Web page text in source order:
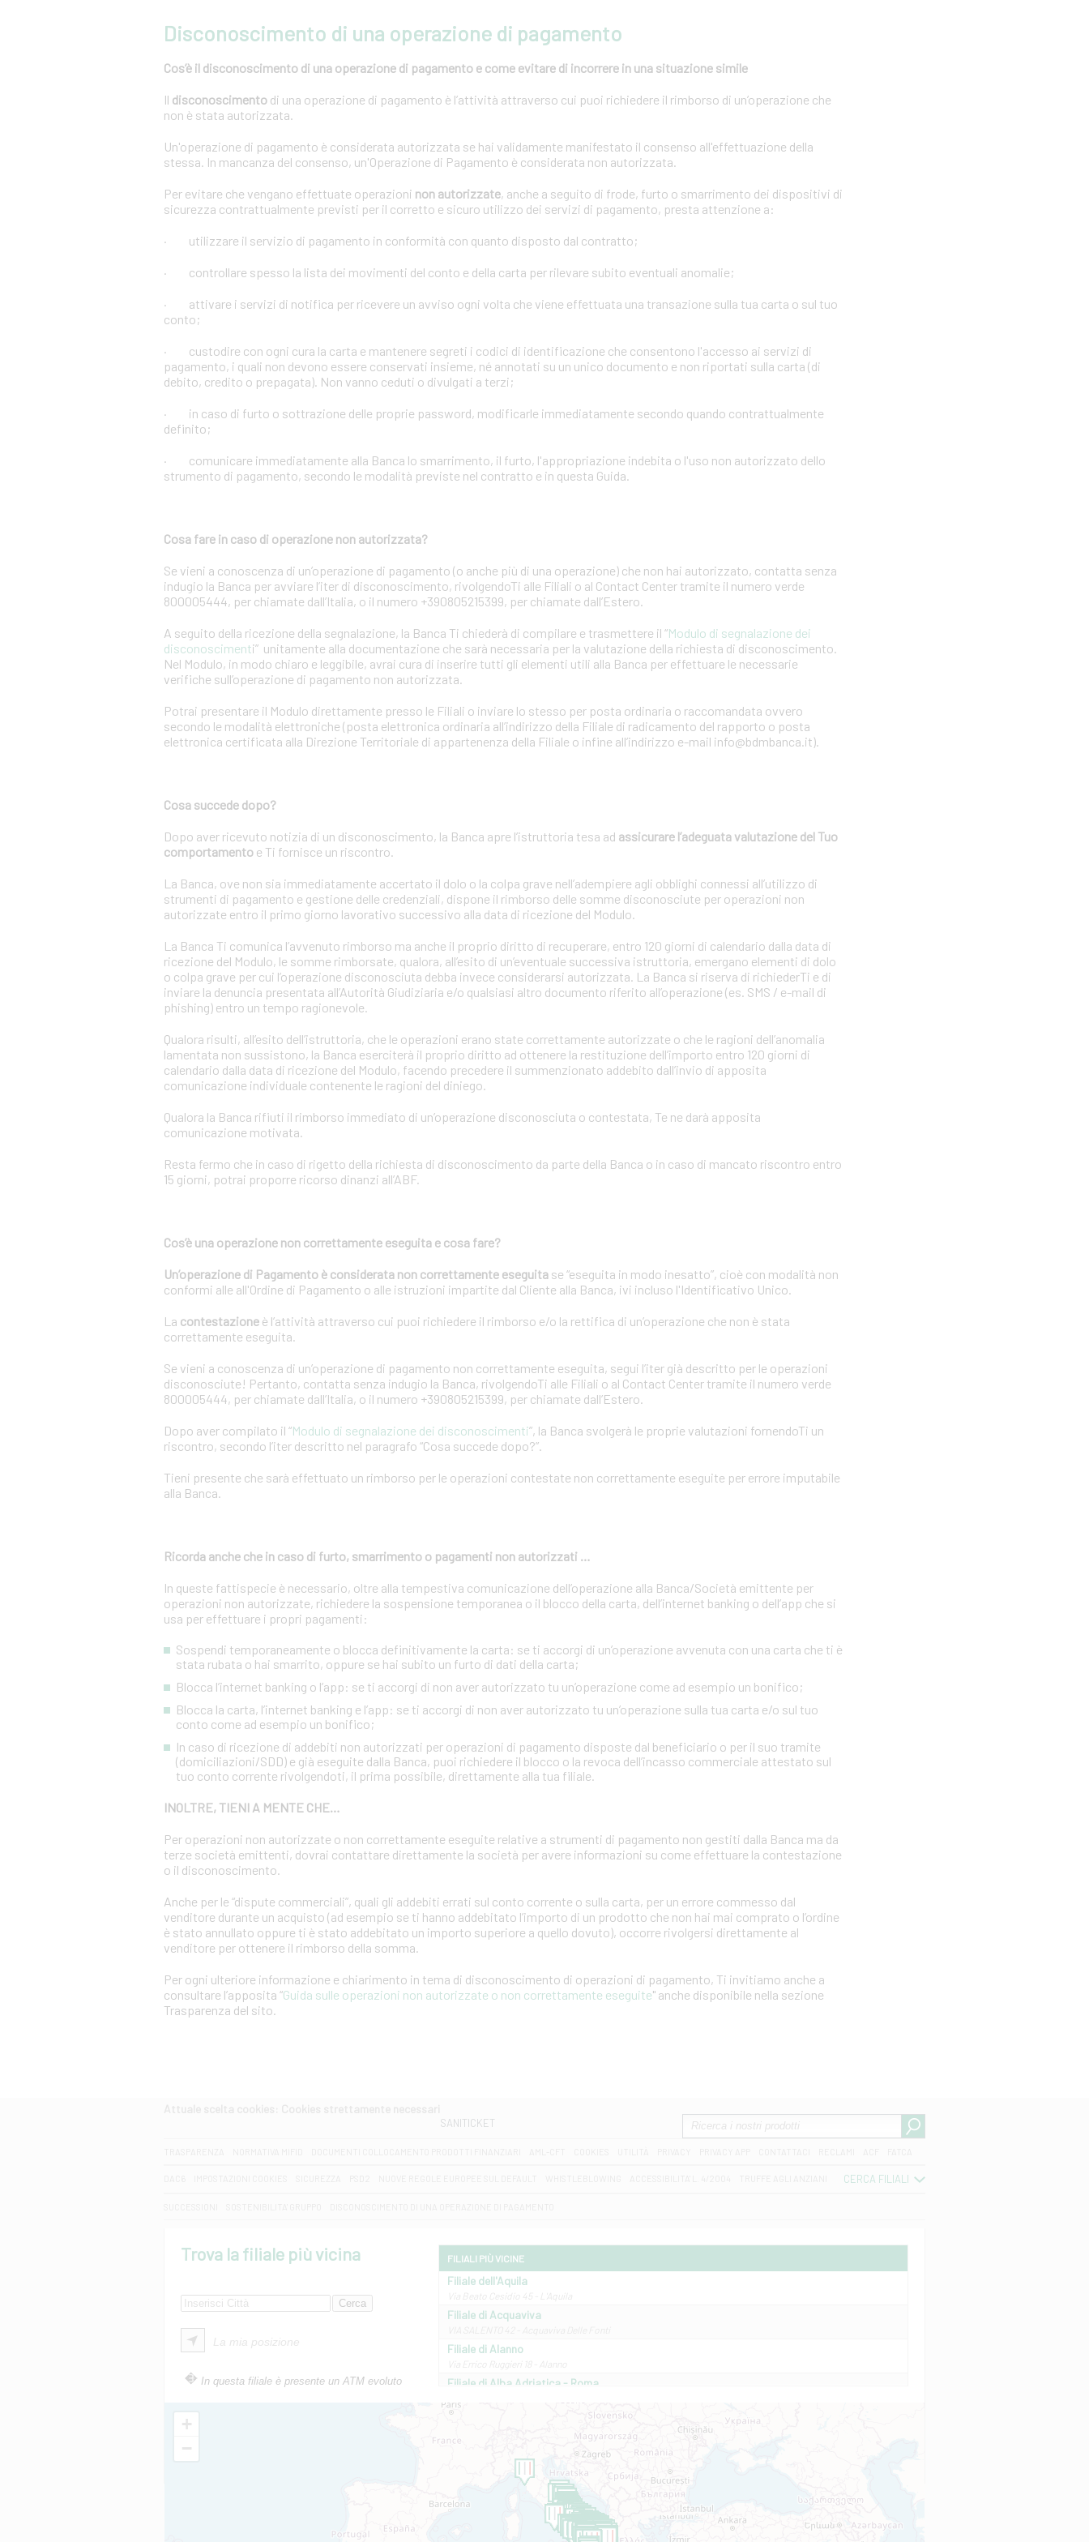
Disconoscimento di una operazione di pagamento
Cos’è il disconoscimento di una operazione di pagamento e come evitare di incorrere in una situazione simile
Il disconoscimento di una operazione di pagamento è l’attività attraverso cui puoi richiedere il rimborso di un’operazione che
non è stata autorizzata.
Un'operazione di pagamento è considerata autorizzata se hai validamente manifestato il consenso all'effettuazione della
stessa. In mancanza del consenso, un'Operazione di Pagamento è considerata non autorizzata.
Per evitare che vengano effettuate operazioni non autorizzate, anche a seguito di frode, furto o smarrimento dei dispositivi di
sicurezza contrattualmente previsti per il corretto e sicuro utilizzo dei servizi di pagamento, presta attenzione a:
· utilizzare il servizio di pagamento in conformità con quanto disposto dal contratto;
· controllare spesso la lista dei movimenti del conto e della carta per rilevare subito eventuali anomalie;
· attivare i servizi di notifica per ricevere un avviso ogni volta che viene effettuata una transazione sulla tua carta o sul tuo
conto;
· custodire con ogni cura la carta e mantenere segreti i codici di identificazione che consentono l'accesso ai servizi di
pagamento, i quali non devono essere conservati insieme, né annotati su un unico documento e non riportati sulla carta (di
debito, credito o prepagata). Non vanno ceduti o divulgati a terzi;
· in caso di furto o sottrazione delle proprie password, modificarle immediatamente secondo quando contrattualmente
definito;
· comunicare immediatamente alla Banca lo smarrimento, il furto, l'appropriazione indebita o l'uso non autorizzato dello
strumento di pagamento, secondo le modalità previste nel contratto e in questa Guida.
Cosa fare in caso di operazione non autorizzata?
Se vieni a conoscenza di un’operazione di pagamento (o anche più di una operazione) che non hai autorizzato, contatta senza
indugio la Banca per avviare l’iter di disconoscimento, rivolgendoTi alle Filiali o al Contact Center tramite il numero verde
800005444, per chiamate dall’Italia, o il numero +390805215399, per chiamate dall’Estero.
A seguito della ricezione della segnalazione, la Banca Ti chiederà di compilare e trasmettere il “Modulo di segnalazione dei
disconoscimenti” unitamente alla documentazione che sarà necessaria per la valutazione della richiesta di disconoscimento.
Nel Modulo, in modo chiaro e leggibile, avrai cura di inserire tutti gli elementi utili alla Banca per effettuare le necessarie
verifiche sull’operazione di pagamento non autorizzata.
Potrai presentare il Modulo direttamente presso le Filiali o inviare lo stesso per posta ordinaria o raccomandata ovvero
secondo le modalità elettroniche (posta elettronica ordinaria all’indirizzo della Filiale di radicamento del rapporto o posta
elettronica certificata alla Direzione Territoriale di appartenenza della Filiale o infine all’indirizzo e-mail info@bdmbanca.it).
Cosa succede dopo?
Dopo aver ricevuto notizia di un disconoscimento, la Banca apre l’istruttoria tesa ad assicurare l’adeguata valutazione del Tuo
comportamento e Ti fornisce un riscontro.
La Banca, ove non sia immediatamente accertato il dolo o la colpa grave nell’adempiere agli obblighi connessi all’utilizzo di
strumenti di pagamento e gestione delle credenziali, dispone il rimborso delle somme disconosciute per operazioni non
autorizzate entro il primo giorno lavorativo successivo alla data di ricezione del Modulo.
La Banca Ti comunica l’avvenuto rimborso ma anche il proprio diritto di recuperare, entro 120 giorni di calendario dalla data di
ricezione del Modulo, le somme rimborsate, qualora, all’esito di un’eventuale successiva istruttoria, emergano elementi di dolo
o colpa grave per cui l’operazione disconosciuta debba invece considerarsi autorizzata. La Banca si riserva di richiederTi e di
inviare la denuncia presentata all’Autorità Giudiziaria e/o qualsiasi altro documento riferito all’operazione (es. SMS / e-mail di
phishing) entro un tempo ragionevole.
Qualora risulti, all’esito dell’istruttoria, che le operazioni erano state correttamente autorizzate o che le ragioni dell’anomalia
lamentata non sussistono, la Banca eserciterà il proprio diritto ad ottenere la restituzione dell’importo entro 120 giorni di
calendario dalla data di ricezione del Modulo, facendo precedere il summenzionato addebito dall’invio di apposita
comunicazione individuale contenente le ragioni del diniego.
Qualora la Banca rifiuti il rimborso immediato di un’operazione disconosciuta o contestata, Te ne darà apposita
comunicazione motivata.
Resta fermo che in caso di rigetto della richiesta di disconoscimento da parte della Banca o in caso di mancato riscontro entro
15 giorni, potrai proporre ricorso dinanzi all’ABF.
Cos’è una operazione non correttamente eseguita e cosa fare?
Un’operazione di Pagamento è considerata non correttamente eseguita se “eseguita in modo inesatto”, cioè con modalità non
conformi alle all'Ordine di Pagamento o alle istruzioni impartite dal Cliente alla Banca, ivi incluso l'Identificativo Unico.
La contestazione è l’attività attraverso cui puoi richiedere il rimborso e/o la rettifica di un’operazione che non è stata
correttamente eseguita.
Se vieni a conoscenza di un’operazione di pagamento non correttamente eseguita, segui l’iter già descritto per le operazioni
disconosciute! Pertanto, contatta senza indugio la Banca, rivolgendoTi alle Filiali o al Contact Center tramite il numero verde
800005444, per chiamate dall’Italia, o il numero +390805215399, per chiamate dall’Estero.
Dopo aver compilato il “Modulo di segnalazione dei disconoscimenti”, la Banca svolgerà le proprie valutazioni fornendoTi un
riscontro, secondo l’iter descritto nel paragrafo “Cosa succede dopo?”.
Tieni presente che sarà effettuato un rimborso per le operazioni contestate non correttamente eseguite per errore imputabile
alla Banca.
Ricorda anche che in caso di furto, smarrimento o pagamenti non autorizzati …
In queste fattispecie è necessario, oltre alla tempestiva comunicazione dell’operazione alla Banca/Società emittente per
operazioni non autorizzate, richiedere la sospensione temporanea o il blocco della carta, dell’internet banking o dell’app che si
usa per effettuare i propri pagamenti:
Sospendi temporaneamente o blocca definitivamente la carta: se ti accorgi di un’operazione avvenuta con una carta che ti è
stata rubata o hai smarrito, oppure se hai subito un furto di dati della carta;
Blocca l’internet banking o l’app: se ti accorgi di non aver autorizzato tu un’operazione come ad esempio un bonifico;
Blocca la carta, l’internet banking e l’app: se ti accorgi di non aver autorizzato tu un’operazione sulla tua carta e/o sul tuo
conto come ad esempio un bonifico;
In caso di ricezione di addebiti non autorizzati per operazioni di pagamento disposte dal beneficiario o per il suo tramite
(domiciliazioni/SDD) e già eseguite dalla Banca, puoi richiedere il blocco o la revoca dell’incasso commerciale attestato sul
tuo conto corrente rivolgendoti, il prima possibile, direttamente alla tua filiale.
INOLTRE, TIENI A MENTE CHE…
Per operazioni non autorizzate o non correttamente eseguite relative a strumenti di pagamento non gestiti dalla Banca ma da
terze società emittenti, dovrai contattare direttamente la società per avere informazioni su come effettuare la contestazione
o il disconoscimento.
Anche per le “dispute commerciali”, quali gli addebiti errati sul conto corrente o sulla carta, per un errore commesso dal
venditore durante un acquisto (ad esempio se ti hanno addebitato l’importo di un prodotto che non hai mai comprato o l’ordine
è stato annullato oppure ti è stato addebitato un importo superiore a quello dovuto), occorre rivolgersi direttamente al
venditore per ottenere il rimborso della somma.
Per ogni ulteriore informazione e chiarimento in tema di disconoscimento di operazioni di pagamento, Ti invitiamo anche a
consultare l’apposita “Guida sulle operazioni non autorizzate o non correttamente eseguite" anche disponibile nella sezione
Trasparenza del sito.
SANITICKET
CERCA FILIALI
Trova la filiale più vicina
La mia posizione
In questa filiale è presente un ATM evoluto
+
−
FILIALI PIÙ VICINE
Filiale dell'Aquila
Filiale di Acquaviva
Filiale di Alanno
Filiale di Alba Adriatica - Roma
Filiale di Altamura
VIA VITTORIO VENETO 79/81 A - Altamura
Filiale di Andretta
C.SO VITTORIO VENETO 8 - Andretta
Filiale di Andria 1 - Crispi
VIALE CRISPI 50/A - Andria